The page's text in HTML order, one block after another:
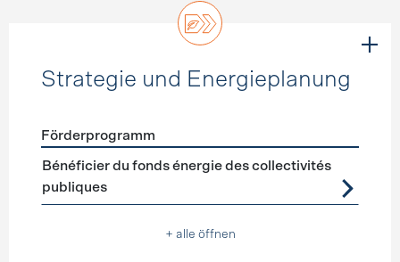
Strategie und Energieplanung
Förderprogramme Strategie und Energieplanung
Förderprogramm
Bénéficier du fonds énergie des collectivités
publiques
+ alle öffnen